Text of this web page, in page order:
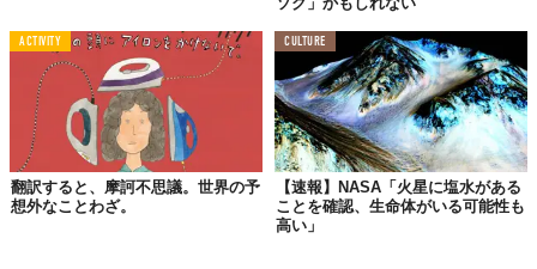
ACTIVITY
翻訳すると、摩訶不思議。世界の予
想外なことわざ。
CULTURE
【速報】NASA「火星に塩水がある
ことを確認、生命体がいる可能性も
高い」